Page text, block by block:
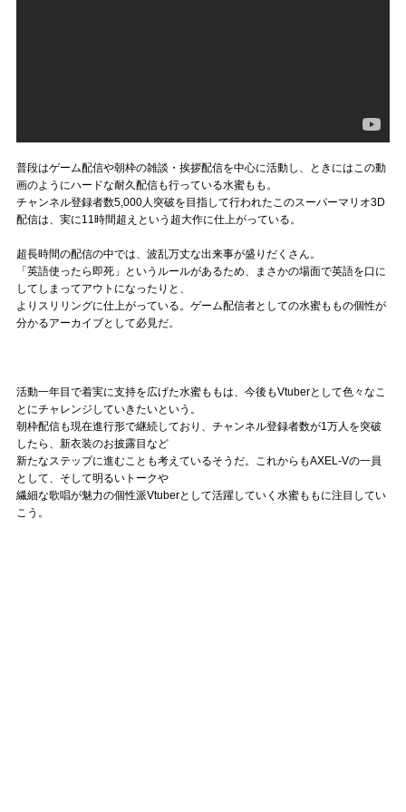
普段はゲーム配信や朝枠の雑談・挨拶配信を中心に活動し、ときにはこの動
画のようにハードな耐久配信も行っている水蜜もも。
チャンネル登録者数5,000人突破を目指して行われたこのスーパーマリオ3D
配信は、実に11時間超えという超大作に仕上がっている。
超長時間の配信の中では、波乱万丈な出来事が盛りだくさん。
「英語使ったら即死」というルールがあるため、まさかの場面で英語を口に
してしまってアウトになったりと、
よりスリリングに仕上がっている。ゲーム配信者としての水蜜ももの個性が
分かるアーカイブとして必見だ。
活動一年目で着実に支持を広げた水蜜ももは、今後もVtuberとして色々なこ
とにチャレンジしていきたいという。
朝枠配信も現在進行形で継続しており、チャンネル登録者数が1万人を突破
したら、新衣装のお披露目など
新たなステップに進むことも考えているそうだ。これからもAXEL-Vの一員
として、そして明るいトークや
繊細な歌唱が魅力の個性派Vtuberとして活躍していく水蜜ももに注目してい
こう。